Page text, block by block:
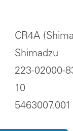
CR4A
Shimadzu
223-02000-
10
5463007.001